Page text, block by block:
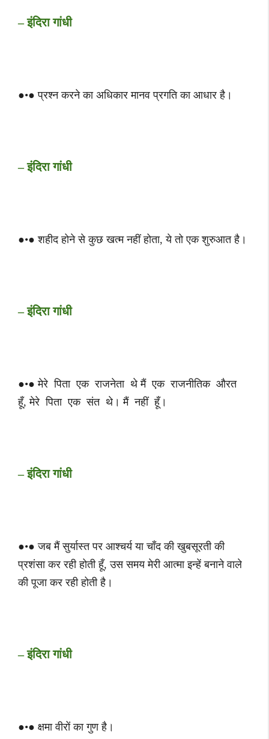
– इंदिरा गांधी
●•● प्रश्‍न करने का अधिकार मानव प्रगति का आधार है।
– इंदिरा गांधी
●•● शहीद होने से कुछ खत्म नहीं होता, ये तो एक शुरुआत है।
– इंदिरा गांधी
●•● मेरे पिता एक राजनेता थे मैं एक राजनीतिक औरत
हूँ, मेरे पिता एक संत थे। मैं नहीं हूँ।
– इंदिरा गांधी
●•● जब मैं सुर्यास्‍त पर आश्‍चर्य या चाँद की खुबसूर‍ती की
प्रशंसा कर रही होती हूँ, उस समय मेरी आत्‍मा इन्‍हें बनाने वाले
की पूजा कर रही होती है।
– इंदिरा गांधी
●•● क्षमा वीरों का गुण है।